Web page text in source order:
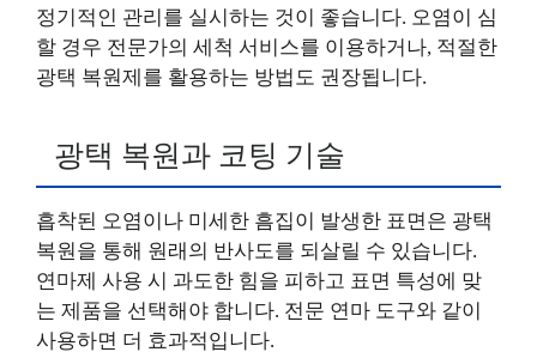
정기적인 관리를 실시하는 것이 좋습니다. 오염이 심
할 경우 전문가의 세척 서비스를 이용하거나, 적절한
광택 복원제를 활용하는 방법도 권장됩니다.
광택 복원과 코팅 기술
흡착된 오염이나 미세한 흠집이 발생한 표면은 광택
복원을 통해 원래의 반사도를 되살릴 수 있습니다.
연마제 사용 시 과도한 힘을 피하고 표면 특성에 맞
는 제품을 선택해야 합니다. 전문 연마 도구와 같이
사용하면 더 효과적입니다.